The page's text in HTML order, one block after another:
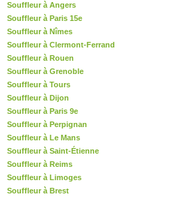
Souffleur à Angers
Souffleur à Paris 15e
Souffleur à Nîmes
Souffleur à Clermont-Ferrand
Souffleur à Rouen
Souffleur à Grenoble
Souffleur à Tours
Souffleur à Dijon
Souffleur à Paris 9e
Souffleur à Perpignan
Souffleur à Le Mans
Souffleur à Saint-Étienne
Souffleur à Reims
Souffleur à Limoges
Souffleur à Brest